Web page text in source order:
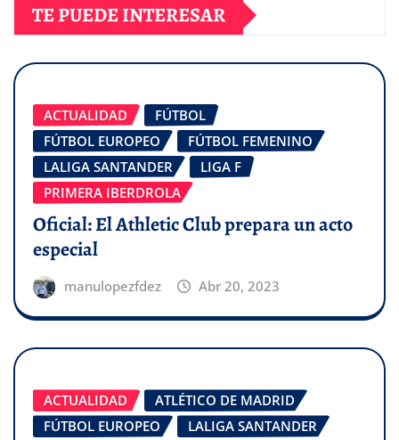
TE PUEDE INTERESAR
ACTUALIDAD
FÚTBOL
FÚTBOL EUROPEO
FÚTBOL FEMENINO
LALIGA SANTANDER
LIGA F
PRIMERA IBERDROLA
Oficial: El Athletic Club prepara un acto
especial
manulopezfdez Abr 20, 2023
ACTUALIDAD
ATLÉTICO DE MADRID
FÚTBOL EUROPEO
LALIGA SANTANDER